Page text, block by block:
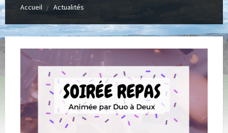
Accueil Actualités